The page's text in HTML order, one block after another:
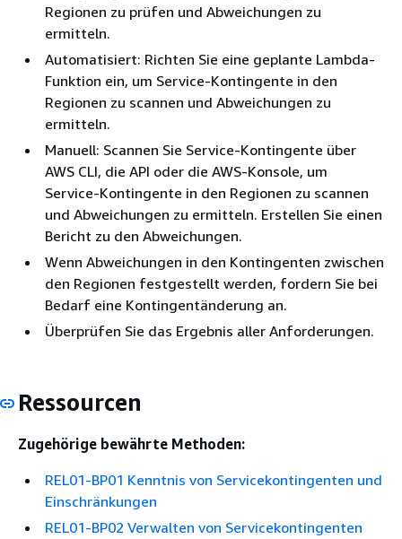
Regionen zu prüfen und Abweichungen zu
ermitteln.
Automatisiert: Richten Sie eine geplante Lambda-
Funktion ein, um Service-Kontingente in den
Regionen zu scannen und Abweichungen zu
ermitteln.
Manuell: Scannen Sie Service-Kontingente über
AWS CLI, die API oder die AWS-Konsole, um
Service-Kontingente in den Regionen zu scannen
und Abweichungen zu ermitteln. Erstellen Sie einen
Bericht zu den Abweichungen.
Wenn Abweichungen in den Kontingenten zwischen
den Regionen festgestellt werden, fordern Sie bei
Bedarf eine Kontingentänderung an.
Überprüfen Sie das Ergebnis aller Anforderungen.
Ressourcen
Zugehörige bewährte Methoden:
REL01-BP01 Kenntnis von Servicekontingenten und
Einschränkungen
REL01-BP02 Verwalten von Servicekontingenten